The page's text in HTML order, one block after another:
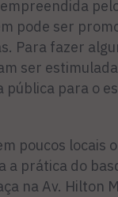
pode ser
Para fazer
ser
pública para o
poucos locais
a prática do
na Av. Hilton